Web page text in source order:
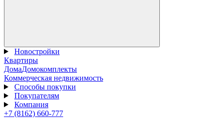
Новостройки
Квартиры
ДомаДомокомплекты
Коммерческая недвижимость
Способы покупки
Покупателям
Компания
+7 (8162) 660-777